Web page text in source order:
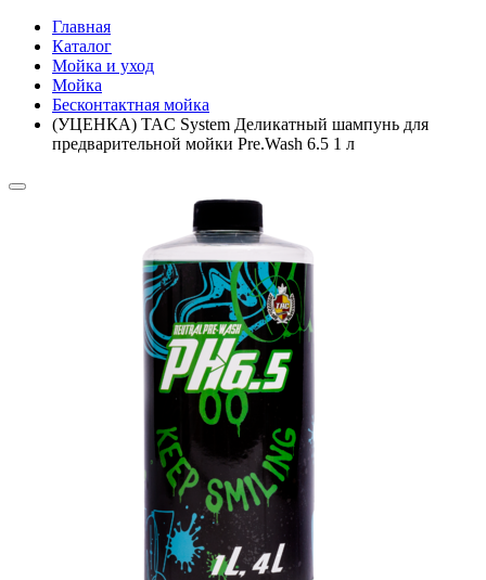
Главная
Каталог
Мойка и уход
Мойка
Бесконтактная мойка
(УЦЕНКА) TAC System Деликатный шампунь для
предварительной мойки Pre.Wash 6.5 1 л